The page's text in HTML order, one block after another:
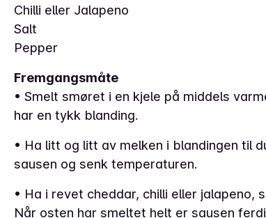
Chilli eller Jalapeno
Salt
Pepper
Fremgangsmåte
• Smelt smøret i en kjele på middels
har en tykk blanding.
• Ha litt og litt av melken i blandingen til
sausen og senk temperaturen.
• Ha i revet cheddar, chilli eller jalapeno,
Når osten har smeltet helt er sausen